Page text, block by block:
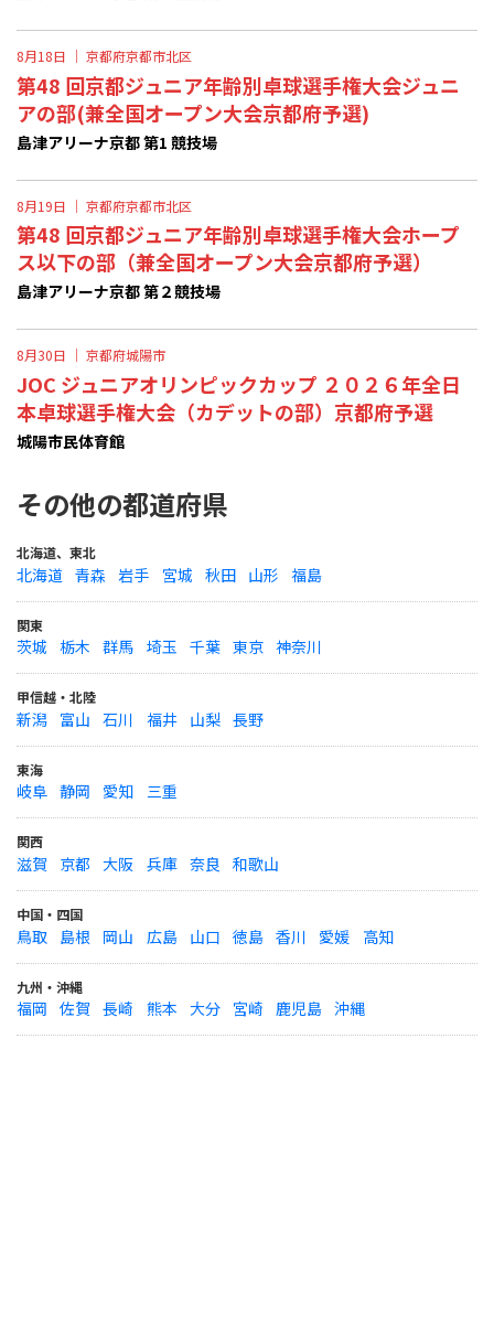
8月18日 ｜ 京都府京都市北区
第48 回京都ジュニア年齢別卓球選手権大会ジュニ
アの部(兼全国オープン大会京都府予選)
島津アリーナ京都 第1 競技場
8月19日 ｜ 京都府京都市北区
第48 回京都ジュニア年齢別卓球選手権大会ホープ
ス以下の部（兼全国オープン大会京都府予選）
島津アリーナ京都 第２競技場
8月30日 ｜ 京都府城陽市
JOC ジュニアオリンピックカップ ２０２６年全日
本卓球選手権大会（カデットの部）京都府予選
城陽市民体育館
その他の都道府県
北海道、東北
北海道 青森 岩手 宮城 秋田 山形 福島
関東
茨城 栃木 群馬 埼玉 千葉 東京 神奈川
甲信越・北陸
新潟 富山 石川 福井 山梨 長野
東海
岐阜 静岡 愛知 三重
関西
滋賀 京都 大阪 兵庫 奈良 和歌山
中国・四国
鳥取 島根 岡山 広島 山口 徳島 香川 愛媛 高知
九州・沖縄
福岡 佐賀 長崎 熊本 大分 宮崎 鹿児島 沖縄